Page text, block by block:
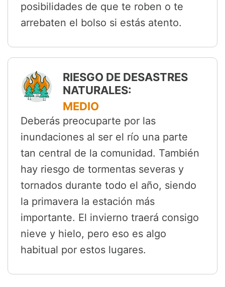
posibilidades de que te roben o te
arrebaten el bolso si estás atento.
RIESGO DE DESASTRES
NATURALES:
MEDIO
Deberás preocuparte por las
inundaciones al ser el río una parte
tan central de la comunidad. También
hay riesgo de tormentas severas y
tornados durante todo el año, siendo
la primavera la estación más
importante. El invierno traerá consigo
nieve y hielo, pero eso es algo
habitual por estos lugares.